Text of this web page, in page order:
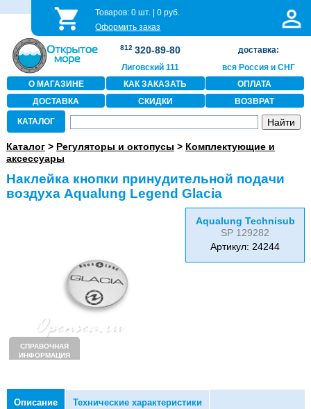
Товаров:0 шт. |0 руб.
Оформить заказ
812 320-89-80
Лиговский 111
доставка:
вся Россия и СНГ
О МАГАЗИНЕ
КАК ЗАКАЗАТЬ
ОПЛАТА
ДОСТАВКА
СКИДКИ ВОЗВРАТ
КАТАЛОГ
Каталог> Регуляторы и октопусы > Комплектующие и
аксессуары
Наклейка кнопки принудительной подачи
воздуха Aqualung Legend Glacia
СПРАВОЧНАЯ
ИНФОРМАЦИЯ
Aqualung Technisub
SP 129282
Артикул: 24244
Описание Технические характеристики